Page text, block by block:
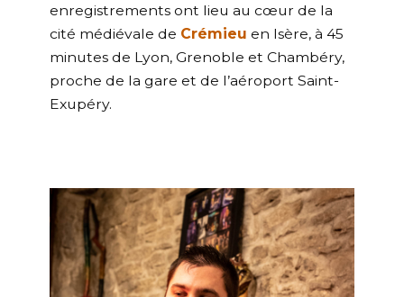
enregistrements ont lieu au cœur de la
cité médiévale de Crémieu en Isère, à 45
minutes de Lyon, Grenoble et Chambéry,
proche de la gare et de l’aéroport Saint-
Exupéry.